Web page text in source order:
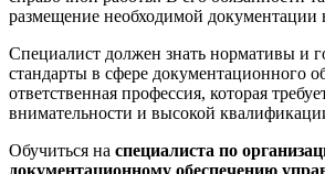
размещение необходимой документации
Специалист должен знать нормативы и
стандарты в сфере документационного
ответственная профессия, которая
внимательности и высокой
Обучиться на специалиста по
документационному обеспечению